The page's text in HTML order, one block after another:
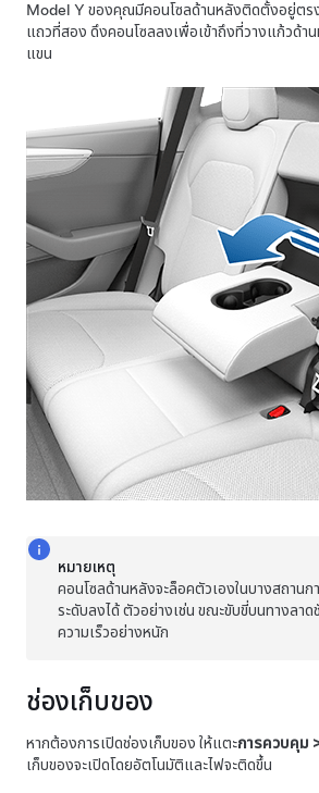
Model Y ของคุณมีคอนโซลด้านหลังติดตั้งอยู่ตร
แถวที่สอง ดึงคอนโซลลงเพื่อเข้าถึงที่วางแก้วด้า
แขน
หมายเหตุ
คอนโซลด้านหลังจะล็อคตัวเองในบางสถาน
ระดับลงได้ ตัวอย่างเช่น ขณะขับขี่บนทางลาด
ความเร็วอย่างหนัก
ช่องเก็บของ
หากต้องการเปิดช่องเก็บของ ให้แตะการควบคุม
เก็บของจะเปิดโดยอัตโนมัติและไฟจะติดขึ้น